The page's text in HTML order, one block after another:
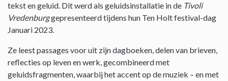
tekst en geluid. Dit werd als geluidsinstallatie in de Tivoli
Vredenburggepresenteerd tijdens hun Ten Holt festival-dag
Januari 2023.
Ze leest passages voor uit zijn dagboeken, delen van brieven,
reflecties op leven en werk, gecombineerd met
geluidsfragmenten, waarbij het accent op de muziek – en met